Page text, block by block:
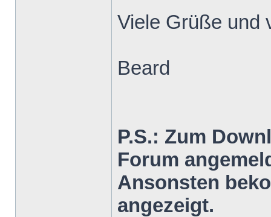
Viele Grüße und
Beard
P.S.: Zum
Forum
Ansonsten
angezeigt.